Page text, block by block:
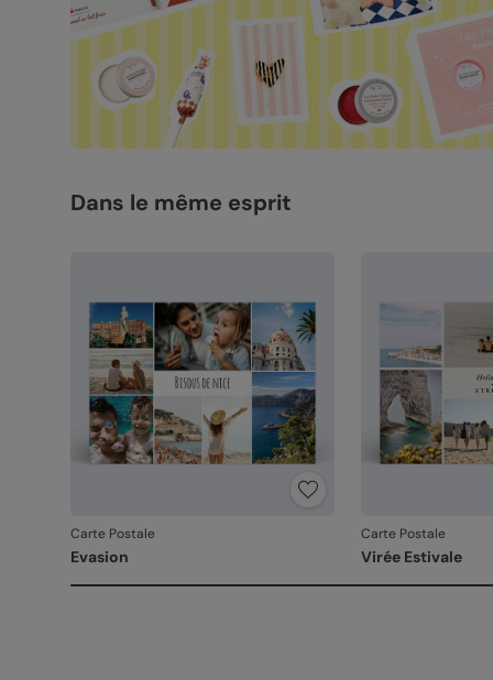
Dans le même esprit
Carte Postale
Evasion
Carte Postale
Virée Estivale